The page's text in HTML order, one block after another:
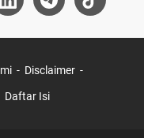
Disclaimer
Daftar Isi